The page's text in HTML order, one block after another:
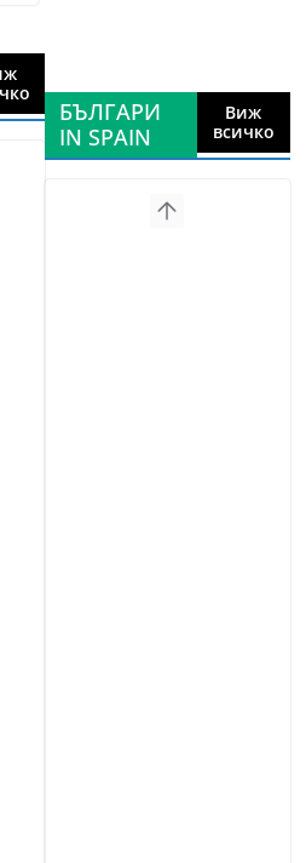
БЪЛГАРИ
IN SPAIN
Виж
всичко